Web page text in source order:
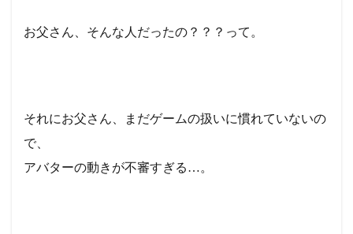
お父さん、そんな人だったの？？？って。
それにお父さん、まだゲームの扱いに慣れていないの
で、
アバターの動きが不審すぎる…。